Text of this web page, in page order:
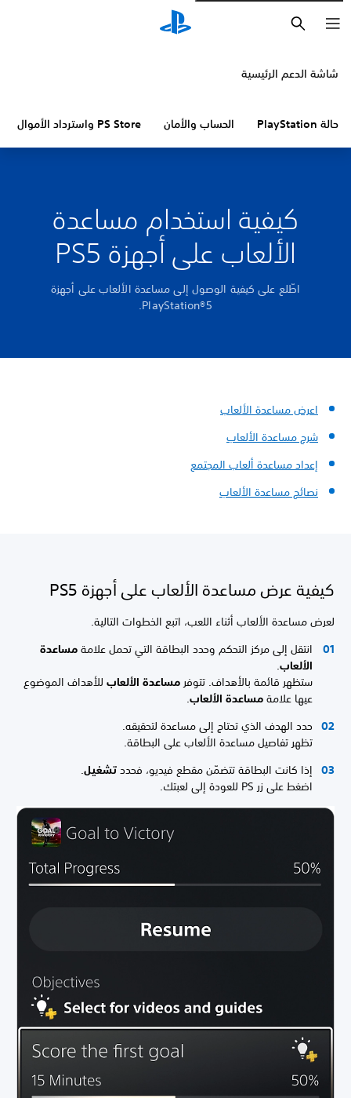
شاشة الدعم الرئيسية
حالة PlayStation الحساب والأمان PS Store واسترداد الأموال
كيفية استخدام مساعدة
الألعاب على أجهزة PS5
اطّلع على كيفية الوصول إلى مساعدة الألعاب على أجهزة
PlayStation®5.
اعرض مساعدة الألعاب
شرح مساعدة الألعاب
إعداد مساعدة ألعاب المجتمع
نصائح مساعدة الألعاب
كيفية عرض مساعدة الألعاب على أجهزة PS5
لعرض مساعدة الألعاب أثناء اللعب، اتبع الخطوات التالية.
انتقل إلى مركز التحكم وحدد البطاقة التي تحمل علامة مساعدة
الألعاب.
ستظهر قائمة بالأهداف. تتوفر مساعدة الألعاب للأهداف الموضوع
عيها علامة مساعدة الألعاب.
حدد الهدف الذي تحتاج إلى مساعدة لتحقيقه.
تظهر تفاصيل مساعدة الألعاب على البطاقة.
إذا كانت البطاقة تتضمّن مقطع فيديو، فحدد تشغيل.
اضغط على زر PS للعودة إلى لعبتك.